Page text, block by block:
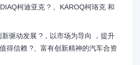
柯迪亚克 ? 、KAROQ柯珞克 和
新驱动发展 ?，以市场为导向 ，提升
得信赖 ?、富有创新精神的汽车合资